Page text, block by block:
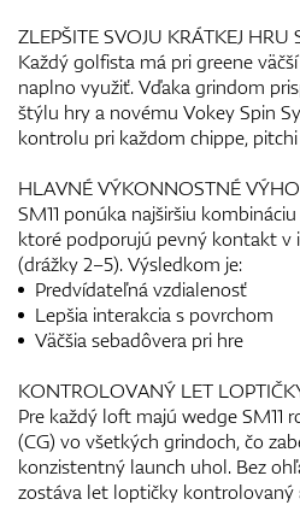
ZLEPŠITE SVOJU KRÁTKEJ HRU
Každý golfista má pri greene
naplno využiť. Vďaka grindom
štýlu hry a novému Vokey Spin
kontrolu pri každom chippe,
HLAVNÉ VÝKONNOSTNÉ
SM11 ponúka najširšiu
ktoré podporujú pevný kontakt v
(drážky 2–5). Výsledkom je:
Predvídateľná vzdialenosť
Lepšia interakcia s povrchom
Väčšia sebadôvera pri hre
KONTROLOVANÝ LET
Pre každý loft majú wedge SM11
(CG) vo všetkých grindoch, čo
konzistentný launch uhol. Bez
zostáva let loptičky kontrolovaný